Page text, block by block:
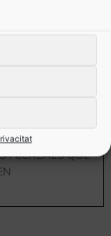
GREIXOS
I CEREALS QUE